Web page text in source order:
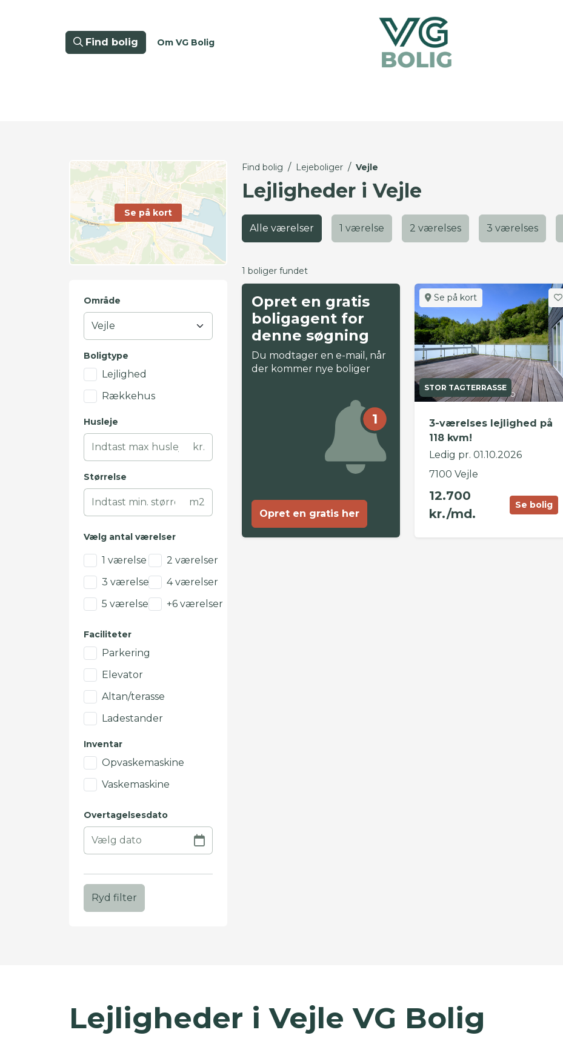
Find bolig Om VG Bolig
Se på kort
Område
Boligtype
Lejlighed
Rækkehus
Husleje
kr.
Størrelse
m2
Vælg antal værelser
1 værelse
2 værelser
3 værelser
4 værelser
5 værelser
+6 værelser
Faciliteter
Parkering
Elevator
Altan/terasse
Ladestander
Inventar
Opvaskemaskine
Vaskemaskine
Overtagelsesdato
Ryd filter
Find bolig / Lejeboliger / Vejle
Lejligheder i Vejle
Alle værelser 1 værelse 2 værelses 3 værelses
1 boliger fundet
Opret en gratis
boligagent for
denne søgning
Du modtager en e-mail, når
der kommer nye boliger
1
Opret en gratis her
Se på kort
STOR TAGTERRASSE
3-værelses lejlighed på
118 kvm!
Ledig pr. 01.10.2026
7100 Vejle
12.700
kr./md.
Se bolig
Lejligheder i Vejle VG Bolig